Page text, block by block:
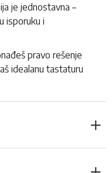
je jednostavna –
isporuku i
pravo rešenje
idealanu tastaturu